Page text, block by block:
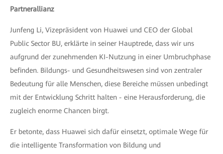
Partnerallianz
Junfeng Li, Vizepräsident von Huawei und CEO der Global
Public Sector BU, erklärte in seiner Hauptrede, dass wir uns
aufgrund der zunehmenden KI-Nutzung in einer Umbruchphase
befinden. Bildungs- und Gesundheitswesen sind von zentraler
Bedeutung für alle Menschen, diese Bereiche müssen unbedingt
mit der Entwicklung Schritt halten - eine Herausforderung, die
zugleich enorme Chancen birgt.
Er betonte, dass Huawei sich dafür einsetzt, optimale Wege für
die intelligente Transformation von Bildung und